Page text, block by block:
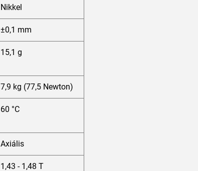
Nikkel
±0,1 mm
15,1 g
7,9 kg (77,5 Newton)
60 °C
Axiális
1,43 - 1,48 T